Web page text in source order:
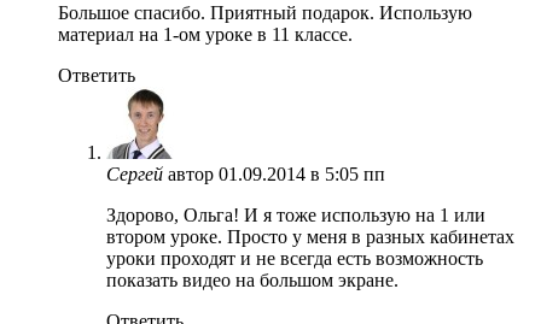
Большое спасибо. Приятный подарок. Использую
материал на 1-ом уроке в 11 классе.
Ответить
Сергей автор 01.09.2014 в 5:05 пп
Здорово, Ольга! И я тоже использую на 1 или
втором уроке. Просто у меня в разных кабинетах
уроки проходят и не всегда есть возможность
показать видео на большом экране.